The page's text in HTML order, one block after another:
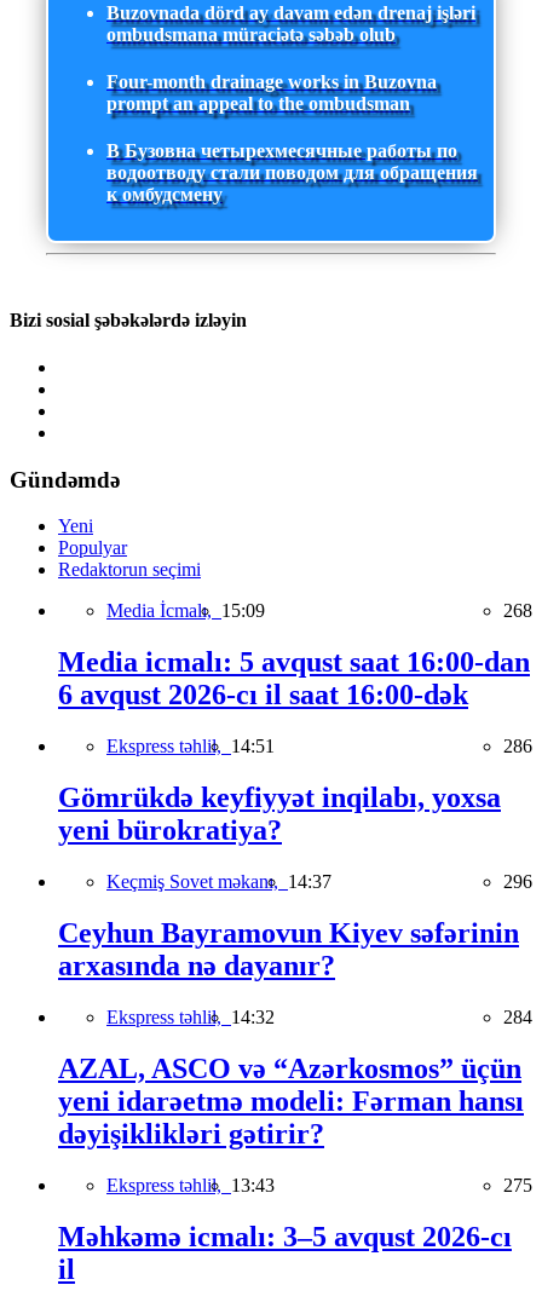
Buzovnada dörd ay davam edən drenaj işləri
ombudsmana müraciətə səbəb olub
Four-month drainage works in Buzovna
prompt an appeal to the ombudsman
В Бузовна четырехмесячные работы по
водоотводу стали поводом для обращения
к омбудсмену
Bizi sosial şəbəkələrdə izləyin
Gündəmdə
Yeni
Populyar
Redaktorun seçimi
Media İcmalı, 15:09 268
Media icmalı: 5 avqust saat 16:00-dan
6 avqust 2026-cı il saat 16:00-dək
Ekspress təhlil, 14:51 286
Gömrükdə keyfiyyət inqilabı, yoxsa
yeni bürokratiya?
Keçmiş Sovet məkanı, 14:37 296
Ceyhun Bayramovun Kiyev səfərinin
arxasında nə dayanır?
Ekspress təhlil, 14:32 284
AZAL, ASCO və “Azərkosmos” üçün
yeni idarəetmə modeli: Fərman hansı
dəyişiklikləri gətirir?
Ekspress təhlil, 13:43 275
Məhkəmə icmalı: 3–5 avqust 2026-cı
il